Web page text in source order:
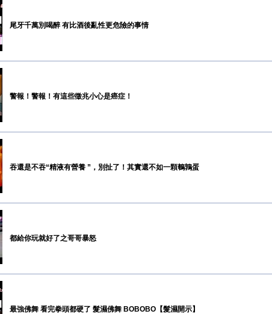
尾牙千萬別喝醉 有比酒後亂性更危險的事情
警報！警報！有這些徵兆小心是癌症！
吞還是不吞“精液有營養 ”，別扯了！其實還不如一顆鵪鶉蛋
都給你玩就好了之哥哥暴怒
最強佛舞 看完拳頭都硬了 髮濕佛舞 BOBOBO【髮濕開示】